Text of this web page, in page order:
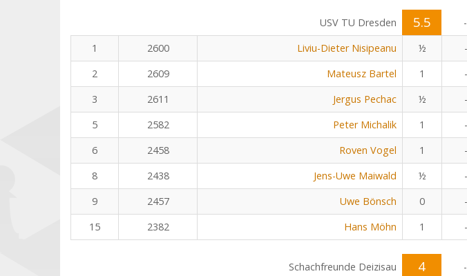
USV TU Dresden 5.5 -
1
2600 Liviu-Dieter Nisipeanu ½ -
2
2609 Mateusz Bartel 1 -
3
2611 Jergus Pechac ½ -
5
2582 Peter Michalik 1 -
6
2458 Roven Vogel 1 -
8
2438 Jens-Uwe Maiwald ½ -
9
2457 Uwe Bönsch 0 -
15
2382 Hans Möhn 1 -
Schachfreunde Deizisau 4 -